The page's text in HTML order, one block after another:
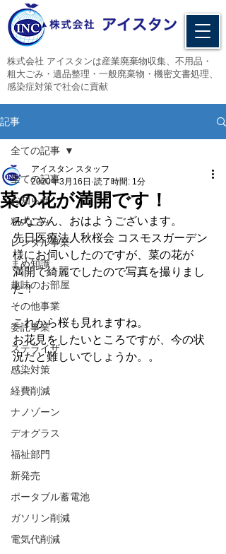
​株式会社 アイスタンは産業廃棄物収集、不用品・
粗大ごみ・遺品整理・一般廃棄物・機密文書処理、
感染症対策で社会に貢献
記事
全ての記事
お知らせ
粗大ごみ
レンタル事業
まめ知識
趣味のお部屋
その他事業
委託事業
ステライザ
感染対策
経費削減
ナノゾーン
デオグラス
福祉部門
新発売
ポータブル蓄電池
ガソリン削減
電気代削減
全ての記事
菜の花が満開です！
アイスタン スタッフ
2020年3月16日 読了時間: 1分
みなさん、おはようございます。
先日医療法人秋桜会 コスモスガーデン
様にお伺いしたのですが、菜の花が
満開で綺麗でしたので写真を撮りまし
た！
これから桜も見れますね。
お花見をしたいところですが、今の状
況だと難しいでしょうか。。